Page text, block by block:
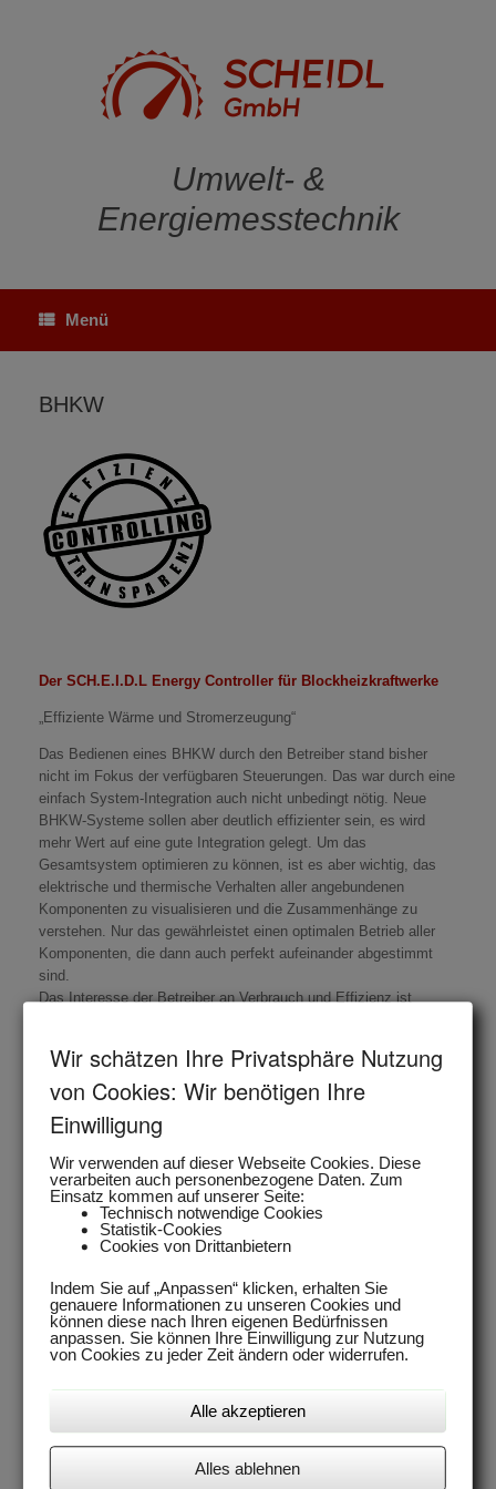
Umwelt- &
Energiemesstechnik
Menü
BHKW
Der SCH.E.I.D.L Energy Controller für Blockheizkraftwerke
„Effiziente Wärme und Stromerzeugung“
Das Bedienen eines BHKW durch den Betreiber stand bisher
nicht im Fokus der verfügbaren Steuerungen. Das war durch eine
einfach System-Integration auch nicht unbedingt nötig. Neue
BHKW-Systeme sollen aber deutlich effizienter sein, es wird
mehr Wert auf eine gute Integration gelegt. Um das
Gesamtsystem optimieren zu können, ist es aber wichtig, das
elektrische und thermische Verhalten aller angebundenen
Komponenten zu visualisieren und die Zusammenhänge zu
verstehen. Nur das gewährleistet einen optimalen Betrieb aller
Komponenten, die dann auch perfekt aufeinander abgestimmt
sind.
Das Interesse der Betreiber an Verbrauch und Effizienz ist
Komfortable Visualisierung und Fernbedienung
Wir schätzen Ihre Privatsphäre Nutzung
von Cookies: Wir benötigen Ihre
Einwilligung
Wir verwenden auf dieser Webseite Cookies. Diese
verarbeiten auch personenbezogene Daten. Zum
Einsatz kommen auf unserer Seite:
Technisch notwendige Cookies
Statistik-Cookies
Cookies von Drittanbietern
Indem Sie auf „Anpassen“ klicken, erhalten Sie
genauere Informationen zu unseren Cookies und
können diese nach Ihren eigenen Bedürfnissen
anpassen. Sie können Ihre Einwilligung zur Nutzung
von Cookies zu jeder Zeit ändern oder widerrufen.
Alle akzeptieren
Alles ablehnen